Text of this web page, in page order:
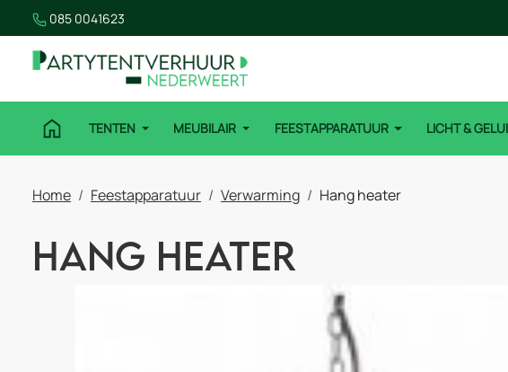
085 0041623
TENTEN MEUBILAIR FEESTAPPARATUUR LICHT &
Home Feestapparatuur Verwarming Hang heater
Hang heater